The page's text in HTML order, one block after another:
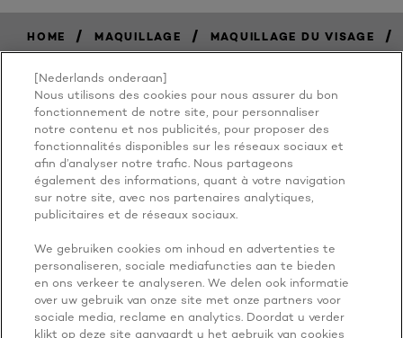
HOME / MAQUILLAGE / MAQUILLAGE DU VISAGE /
BECAUSE
YOU'RE
WORTH IT
[Nederlands onderaan]
Nous utilisons des cookies pour nous assurer du bon
fonctionnement de notre site, pour personnaliser
notre contenu et nos publicités, pour proposer des
fonctionnalités disponibles sur les réseaux sociaux et
afin d’analyser notre trafic. Nous partageons
également des informations, quant à votre navigation
sur notre site, avec nos partenaires analytiques,
publicitaires et de réseaux sociaux.
We gebruiken cookies om inhoud en advertenties te
personaliseren, sociale mediafuncties aan te bieden
en ons verkeer te analyseren. We delen ook informatie
over uw gebruik van onze site met onze partners voor
sociale media, reclame en analytics. Doordat u verder
klikt op deze site aanvaardt u het gebruik van cookies